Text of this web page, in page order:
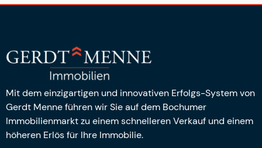
Mit dem einzigartigen und innovativen Erfolgs-System von
Gerdt Menne führen wir Sie auf dem Bochumer
Immobilienmarkt zu einem schnelleren Verkauf und einem
höheren Erlös für Ihre Immobilie.